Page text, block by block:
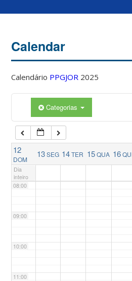
Calendar
Calendário PPGJOR 2025
Categorias
12
DOM
13SEG 14TER 15QUA 16
Dia
inteiro
05:00
06:00
07:00
08:00
09:00
10:00
11:00